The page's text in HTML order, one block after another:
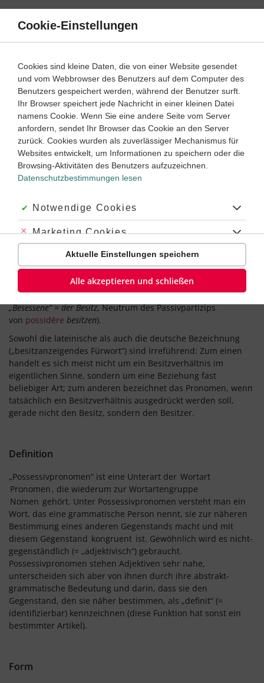
Direkt
Inhalt
Latein 1. Lernjahr ‐ Abitur
Possessivpronomen
Andere Bezeichnung: besitzanzeigendes Fürwort
Über das Wort „Possessivpronomen“
Genus, Betonung:das Possessivpronomen
Plural:die Possessivpronomen oder die Possessivpronomina
Poss.-Pron.
von lat.prōnōmen possessīvum den Besitz
betreffendes Pronomen(abgeleitet vonpossessum das
„Besessene“ = der Besitz, Neutrum des Passivpartizips
von possidēre besitzen).
Sowohl die lateinische als auch die deutsche Bezeichnung
(„besitzanzeigendes Fürwort“) sind irreführend: Zum einen
handelt es sich meist nicht um ein Besitzverhältnis im
eigentlichen Sinne, sondern um eine Beziehung fast
beliebiger Art; zum anderen bezeichnet das Pronomen, wenn
tatsächlich ein Besitzverhältnis ausgedrückt werden soll,
gerade nicht den Besitz, sondern den Besitzer.
Definition
„Possessivpronomen“ ist eine Unterart der Wortart
Pronomen , die wiederum zur Wortartengruppe
Nomen gehört. Unter Possessivpronomen versteht man ein
Wort, das eine grammatische Person nennt, sie zur näheren
Bestimmung eines anderen Gegenstands macht und mit
diesem Gegenstand kongruent ist. Gewöhnlich wird es nicht-
gegenständlich (= „adjektivisch“) gebraucht.
Possessivpronomen stehen Adjektiven sehr nahe,
unterscheiden sich aber von ihnen durch ihre abstrakt-
grammatische Bedeutung und darin, dass sie den
Gegenstand, den sie näher bestimmen, als „definit“ (=
identifizierbar) kennzeichnen (diese Funktion hat sonst ein
bestimmter Artikel).
Form
Cookie-Einstellungen
Cookies sind kleine Daten, die von einer Website gesendet
und vom Webbrowser des Benutzers auf dem Computer des
Benutzers gespeichert werden, während der Benutzer surft.
Ihr Browser speichert jede Nachricht in einer kleinen Datei
namens Cookie. Wenn Sie eine andere Seite vom Server
anfordern, sendet Ihr Browser das Cookie an den Server
zurück. Cookies wurden als zuverlässiger Mechanismus für
Websites entwickelt, um Informationen zu speichern oder die
Browsing-Aktivitäten des Benutzers aufzuzeichnen.
Datenschutzbestimmungen lesen
Akzeptiert:
Notwendige Cookies
Abgelehnt:
Marketing Cookies
Abgelehnt:
Personalisierungs-Cookies
Aktuelle Einstellungen speichern
Alle akzeptieren und schließen